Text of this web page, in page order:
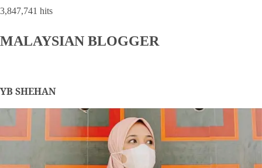
3,847,741 hits
MALAYSIAN BLOGGER
YB SHEHAN